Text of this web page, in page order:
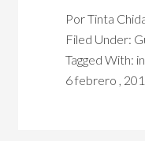
PorTinta
Filed Under:
Tagged With:
6 febrero ,